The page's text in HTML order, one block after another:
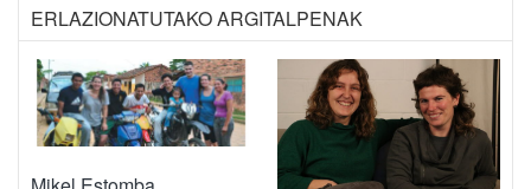
ERLAZIONATUTAKO ARGITALPENAK